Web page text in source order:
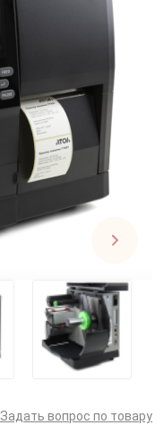
Задать вопрос по товару